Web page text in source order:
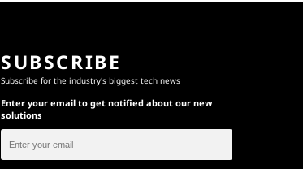
SUBSCRIBE
Subscribe for the industry's biggest tech news
Enter your email to get notified about our new
solutions